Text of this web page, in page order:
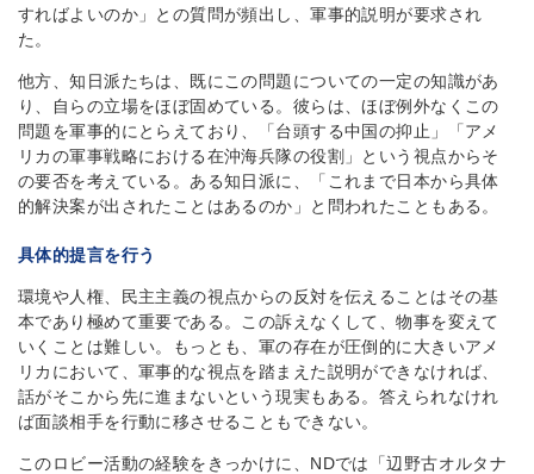
すればよいのか」との質問が頻出し、軍事的説明が要求され
た。
他方、知日派たちは、既にこの問題についての一定の知識があ
り、自らの立場をほぼ固めている。彼らは、ほぼ例外なくこの
問題を軍事的にとらえており、「台頭する中国の抑止」「アメ
リカの軍事戦略における在沖海兵隊の役割」という視点からそ
の要否を考えている。ある知日派に、「これまで日本から具体
的解決案が出されたことはあるのか」と問われたこともある。
具体的提言を行う
環境や人権、民主主義の視点からの反対を伝えることはその基
本であり極めて重要である。この訴えなくして、物事を変えて
いくことは難しい。もっとも、軍の存在が圧倒的に大きいアメ
リカにおいて、軍事的な視点を踏まえた説明ができなければ、
話がそこから先に進まないという現実もある。答えられなけれ
ば面談相手を行動に移させることもできない。
このロビー活動の経験をきっかけに、NDでは「辺野古オルタナ